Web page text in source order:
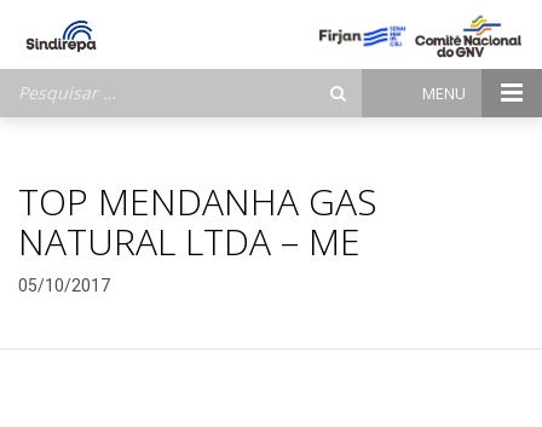
por:
MENU
TOP MENDANHA GAS
NATURAL LTDA – ME
05/10/2017